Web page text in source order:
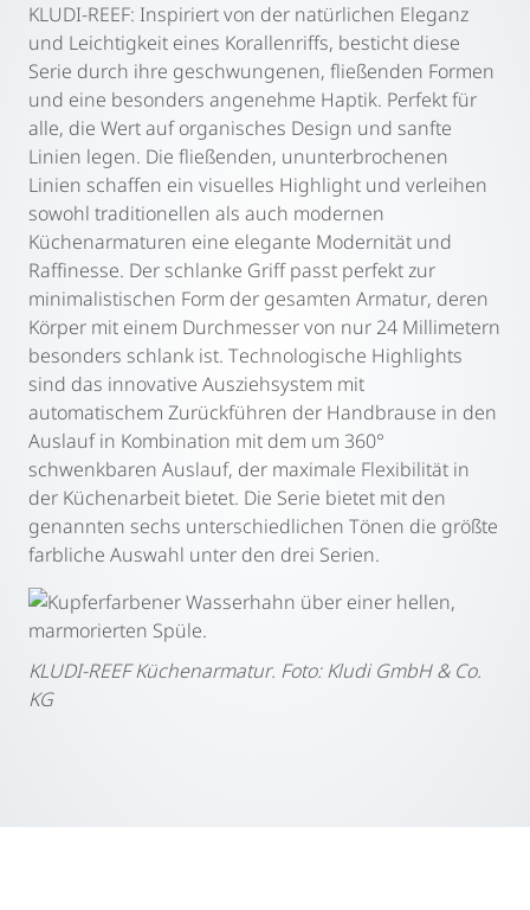
KLUDI-REEF: Inspiriert von der natürlichen Eleganz
und Leichtigkeit eines Korallenriffs, besticht diese
Serie durch ihre geschwungenen, fließenden Formen
und eine besonders angenehme Haptik. Perfekt für
alle, die Wert auf organisches Design und sanfte
Linien legen. Die fließenden, ununterbrochenen
Linien schaffen ein visuelles Highlight und verleihen
sowohl traditionellen als auch modernen
Küchenarmaturen eine elegante Modernität und
Raffinesse. Der schlanke Griff passt perfekt zur
minimalistischen Form der gesamten Armatur, deren
Körper mit einem Durchmesser von nur 24 Millimetern
besonders schlank ist. Technologische Highlights
sind das innovative Ausziehsystem mit
automatischem Zurückführen der Handbrause in den
Auslauf in Kombination mit dem um 360°
schwenkbaren Auslauf, der maximale Flexibilität in
der Küchenarbeit bietet. Die Serie bietet mit den
genannten sechs unterschiedlichen Tönen die größte
farbliche Auswahl unter den drei Serien.
KLUDI-REEF Küchenarmatur. Foto: Kludi GmbH & Co.
KG